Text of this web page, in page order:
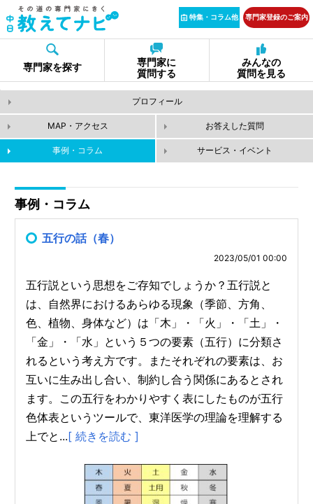
特集・コラム他 専門家登録のご案内
専門家を探す
専門家に
質問する
みんなの
質問を見る
プロフィール
MAP・アクセス お答えした質問
事例・コラム サービス・イベント
事例・コラム
五行の話（春）
2023/05/01 00:00
五行説という思想をご存知でしょうか？五行説と
は、自然界におけるあらゆる現象（季節、方角、
色、植物、身体など）は「木」・「火」・「土」・
「金」・「水」という５つの要素（五行）に分類さ
れるという考え方です。またそれぞれの要素は、お
互いに生み出し合い、制約し合う関係にあるとされ
ます。この五行をわかりやすく表にしたものが五行
色体表というツールで、東洋医学の理論を理解する
上でと...[ 続きを読む ]